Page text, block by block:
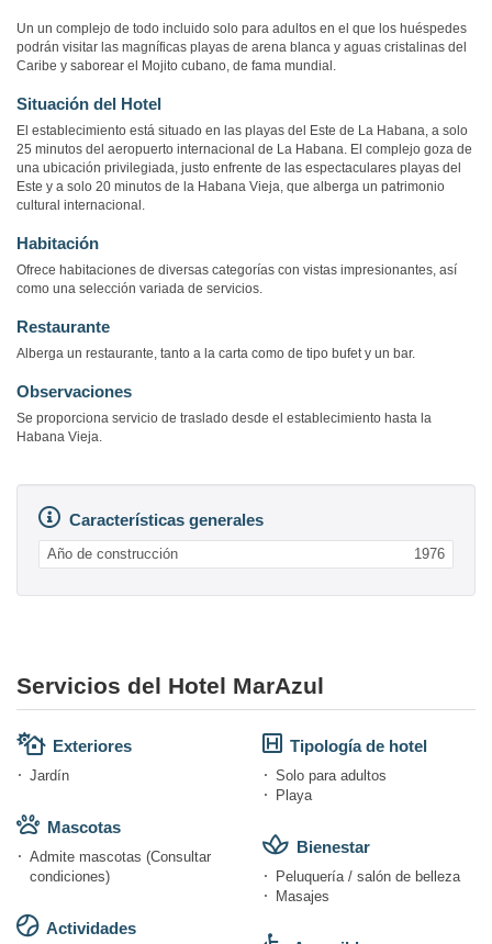
Un un complejo de todo incluido solo para adultos en el que los huéspedes
podrán visitar las magníficas playas de arena blanca y aguas cristalinas del
Caribe y saborear el Mojito cubano, de fama mundial.
Situación del Hotel
El establecimiento está situado en las playas del Este de La Habana, a solo
25 minutos del aeropuerto internacional de La Habana. El complejo goza de
una ubicación privilegiada, justo enfrente de las espectaculares playas del
Este y a solo 20 minutos de la Habana Vieja, que alberga un patrimonio
cultural internacional.
Habitación
Ofrece habitaciones de diversas categorías con vistas impresionantes, así
como una selección variada de servicios.
Restaurante
Alberga un restaurante, tanto a la carta como de tipo bufet y un bar.
Observaciones
Se proporciona servicio de traslado desde el establecimiento hasta la
Habana Vieja.
Características generales
Año de construcción 1976
Servicios del Hotel MarAzul
Exteriores
Jardín
Mascotas
Admite mascotas (Consultar
condiciones)
Actividades
Tipología de hotel
Solo para adultos
Playa
Bienestar
Peluquería / salón de belleza
Masajes